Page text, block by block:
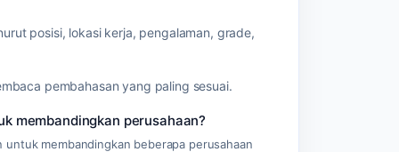
posisi, lokasi kerja, pengalaman, grade,
pembahasan yang paling sesuai.
membandingkan perusahaan?
untuk membandingkan beberapa perusahaan